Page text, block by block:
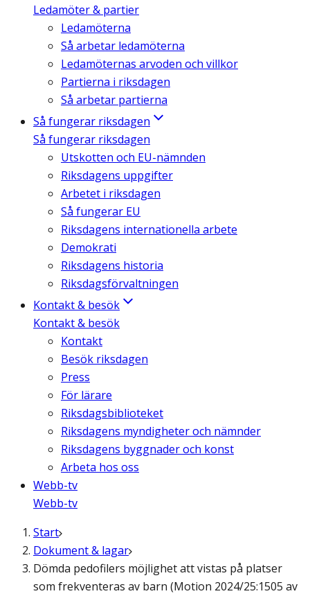
Ledamöter & partier
Ledamöterna
Så arbetar ledamöterna
Ledamöternas arvoden och villkor
Partierna i riksdagen
Så arbetar partierna
Så fungerar riksdagen
Så fungerar riksdagen
Utskotten och EU-nämnden
Riksdagens uppgifter
Arbetet i riksdagen
Så fungerar EU
Riksdagens internationella arbete
Demokrati
Riksdagens historia
Riksdagsförvaltningen
Kontakt & besök
Kontakt & besök
Kontakt
Besök riksdagen
Press
För lärare
Riksdagsbiblioteket
Riksdagens myndigheter och nämnder
Riksdagens byggnader och konst
Arbeta hos oss
Webb-tv
Webb-tv
Start
Dokument & lagar
Dömda pedofilers möjlighet att vistas på platser
som frekventeras av barn (Motion 2024/25:1505 av